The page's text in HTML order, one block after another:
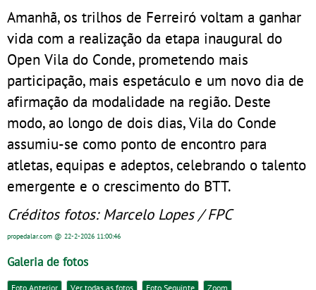
Amanhã, os trilhos de Ferreiró voltam a ganhar
vida com a realização da etapa inaugural do
Open Vila do Conde, prometendo mais
participação, mais espetáculo e um novo dia de
afirmação da modalidade na região. Deste
modo, ao longo de dois dias, Vila do Conde
assumiu-se como ponto de encontro para
atletas, equipas e adeptos, celebrando o talento
emergente e o crescimento do BTT.
Créditos fotos: Marcelo Lopes / FPC
propedalar.com @ 22-2-2026 11:00:46
Galeria de fotos
Foto Anterior Ver todas as fotos Foto Seguinte Zoom